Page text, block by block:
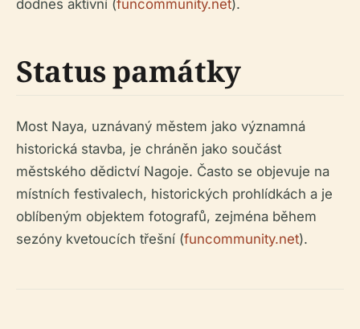
dodnes aktivní (funcommunity.net).
Status památky
Most Naya, uznávaný městem jako významná
historická stavba, je chráněn jako součást
městského dědictví Nagoje. Často se objevuje na
místních festivalech, historických prohlídkách a je
oblíbeným objektem fotografů, zejména během
sezóny kvetoucích třešní (funcommunity.net).